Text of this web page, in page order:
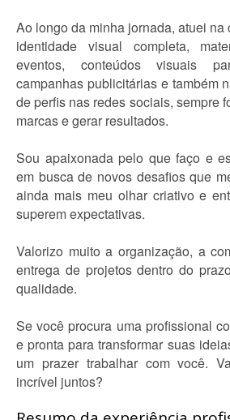
Ao longo da minha jornada, atuei na
identidade visual completa,
eventos, conteúdos visuais
campanhas publicitárias e também
de perfis nas redes sociais, sempre
marcas e gerar resultados.
Sou apaixonada pelo que faço e
em busca de novos desafios que
ainda mais meu olhar criativo e
superem expectativas.
Valorizo muito a organização, a
entrega de projetos dentro do
qualidade.
Se você procura uma profissional
e pronta para transformar suas
um prazer trabalhar com você.
incrível juntos?